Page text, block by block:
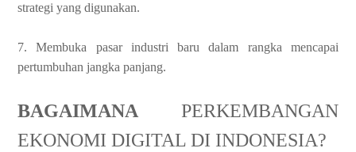
strategi yang digunakan.
7. Membuka pasar industri baru dalam rangka mencapai
pertumbuhan jangka panjang.
BAGAIMANA PERKEMBANGAN
EKONOMI DIGITAL DI INDONESIA?